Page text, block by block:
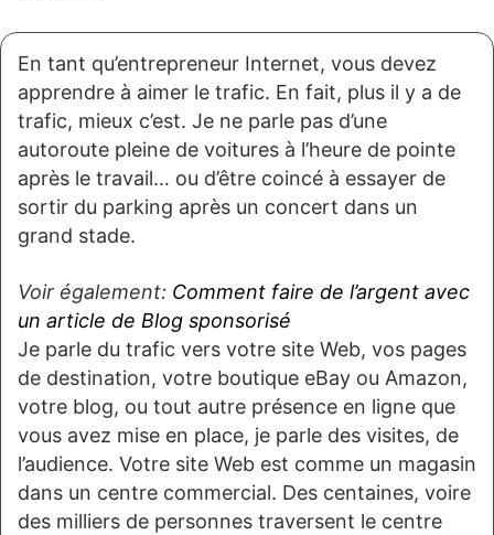
En tant qu’entrepreneur Internet, vous devez
apprendre à aimer le trafic. En fait, plus il y a de
trafic, mieux c’est. Je ne parle pas d’une
autoroute pleine de voitures à l’heure de pointe
après le travail… ou d’être coincé à essayer de
sortir du parking après un concert dans un
grand stade.
Voir également: Comment faire de l’argent avec
un article de Blog sponsorisé
Je parle du trafic vers votre site Web, vos pages
de destination, votre boutique eBay ou Amazon,
votre blog, ou tout autre présence en ligne que
vous avez mise en place, je parle des visites, de
l’audience. Votre site Web est comme un magasin
dans un centre commercial. Des centaines, voire
des milliers de personnes traversent le centre